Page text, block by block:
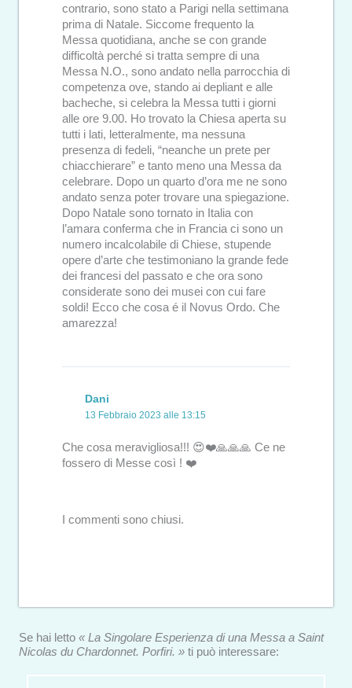
contrario, sono stato a Parigi nella settimana
prima di Natale. Siccome frequento la
Messa quotidiana, anche se con grande
difficoltà perché si tratta sempre di una
Messa N.O., sono andato nella parrocchia di
competenza ove, stando ai depliant e alle
bacheche, si celebra la Messa tutti i giorni
alle ore 9.00. Ho trovato la Chiesa aperta su
tutti i lati, letteralmente, ma nessuna
presenza di fedeli, “neanche un prete per
chiacchierare” e tanto meno una Messa da
celebrare. Dopo un quarto d’ora me ne sono
andato senza poter trovare una spiegazione.
Dopo Natale sono tornato in Italia con
l’amara conferma che in Francia ci sono un
numero incalcolabile di Chiese, stupende
opere d’arte che testimoniano la grande fede
dei francesi del passato e che ora sono
considerate sono dei musei con cui fare
soldi! Ecco che cosa é il Novus Ordo. Che
amarezza!
Dani
13 Febbraio 2023 alle 13:15
Che cosa meravigliosa!!! 😍❤️🙏🙏🙏 Ce ne
fossero di Messe così ! ❤️
I commenti sono chiusi.
Se hai letto « La Singolare Esperienza di una Messa a Saint
Nicolas du Chardonnet. Porfiri. » ti può interessare: